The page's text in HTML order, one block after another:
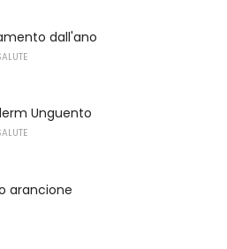
dall'ano
Unguento
arancione